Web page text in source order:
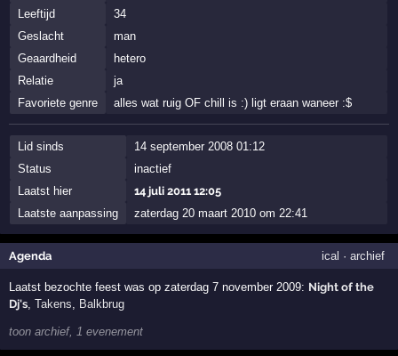
Leeftijd
34
Geslacht
man
Geaardheid
hetero
Relatie
ja
Favoriete genre
alles wat ruig OF chill is :) ligt eraan waneer :$
Lid sinds
14 september 2008 01:12
Status
inactief
Laatst hier
14 juli 2011 12:05
Laatste aanpassing
zaterdag 20 maart 2010 om 22:41
Agenda ical · archief
Laatst bezochte feest was op zaterdag 7 november 2009: Night of the
Dj's ,Takens Balkbrug
toon archief, 1 evenement